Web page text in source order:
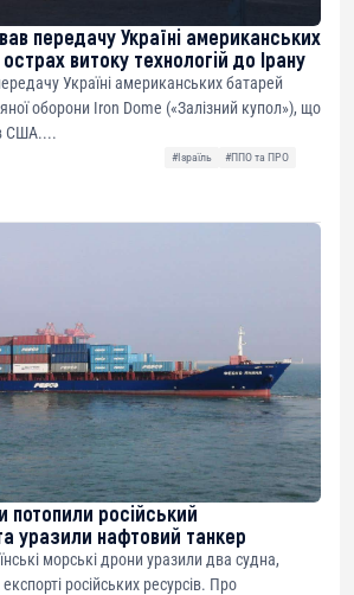
передачу Україні американських
витоку технологій до Ірану
Україні американських батарей
оборони Iron Dome («Залізний купол»), що
США....
#Ізраїль
#ППО та ПРО
потопили російський
уразили нафтовий танкер
морські дрони уразили два судна,
експорті російських ресурсів. Про